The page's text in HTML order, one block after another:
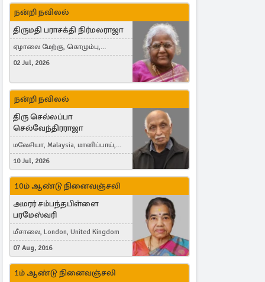
நன்றி நவிலல்
திருமதி பராசக்தி நிர்மலராஜா
ஏழாலை மேற்கு, கொழும்பு,
தங்காலை, London, United Kingdom
02 Jul, 2026
நன்றி நவிலல்
திரு செல்லப்பா
செல்வேந்திரராஜா
மலேசியா, Malaysia, மானிப்பாய்,
Duisburg, Germany, London, United
Kingdom
10 Jul, 2026
10ம் ஆண்டு நினைவஞ்சலி
அமரர் சம்பந்தபிள்ளை
பரமேஸ்வரி
மீசாலை, London, United Kingdom
07 Aug, 2016
1ம் ஆண்டு நினைவஞ்சலி